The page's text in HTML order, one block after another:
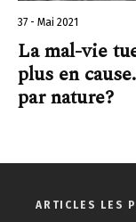
37 - Mai 2021
La mal-vie
plus en
par nature?
ARTICLES LES